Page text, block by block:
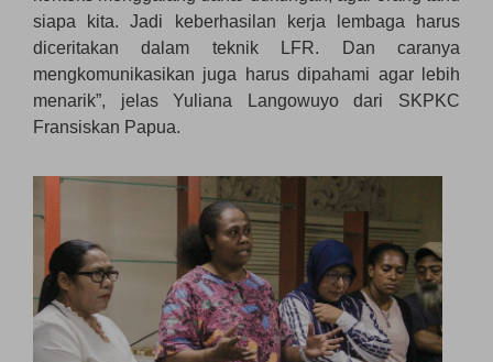
siapa kita. Jadi keberhasilan kerja lembaga harus
diceritakan dalam teknik LFR. Dan caranya
mengkomunikasikan juga harus dipahami agar lebih
menarik”, jelas Yuliana Langowuyo dari SKPKC
Fransiskan Papua.